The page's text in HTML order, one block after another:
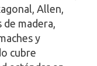
Allen,
madera,
y
cubre